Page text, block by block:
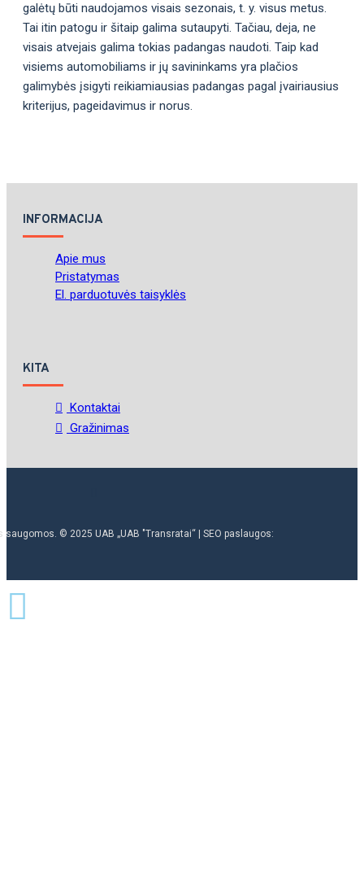
galėtų būti naudojamos visais sezonais, t. y. visus metus.
Tai itin patogu ir šitaip galima sutaupyti. Tačiau, deja, ne
visais atvejais galima tokias padangas naudoti. Taip kad
visiems automobiliams ir jų savininkams yra plačios
galimybės įsigyti reikiamiausias padangas pagal įvairiausius
kriterijus, pageidavimus ir norus.
INFORMACIJA
Apie mus
Pristatymas
El. parduotuvės taisyklės
KITA
Kontaktai
Gražinimas
saugomos. © 2025 UAB „UAB "Transratai“ | SEO paslaugos: